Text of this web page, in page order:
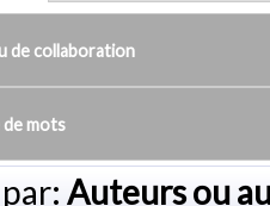
de collaboration
de mots
Auteurs ou